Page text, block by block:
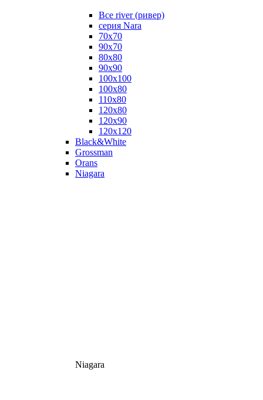
Все river (ривер)
серия Nara
70х70
90х70
80x80
90x90
100x100
100х80
110х80
120x80
120х90
120х120
Black&White
Grossman
Orans
Niagara
Niagara